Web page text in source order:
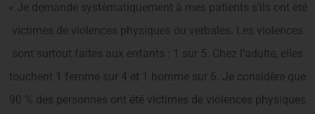
« Je demande systématiquement à mes patients s’ils ont été
victimes de violences physiques ou verbales. Les violences
sont surtout faites aux enfants : 1 sur 5. Chez l’adulte, elles
touchent 1 femme sur 4 et 1 homme sur 6. Je considère que
90 % des personnes ont été victimes de violences physiques